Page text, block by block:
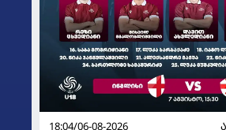
18:04/06-08-2026